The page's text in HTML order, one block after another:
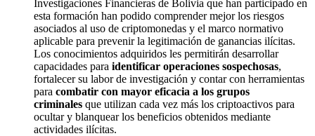
Investigaciones Financieras de Bolivia que han participado en
esta formación han podido comprender mejor los riesgos
asociados al uso de criptomonedas y el marco normativo
aplicable para prevenir la legitimación de ganancias ilícitas.
Los conocimientos adquiridos les permitirán desarrollar
capacidades para identificar operaciones sospechosas,
fortalecer su labor de investigación y contar con herramientas
para combatir con mayor eficacia a los grupos
criminales que utilizan cada vez más los criptoactivos para
ocultar y blanquear los beneficios obtenidos mediante
actividades ilícitas.